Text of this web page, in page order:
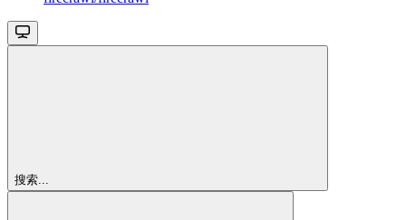
搜索...